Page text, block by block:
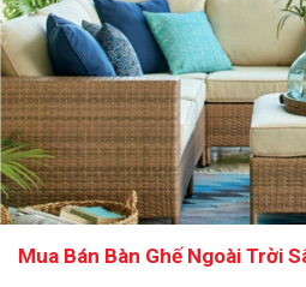
Mua Bán Bàn Ghế Ngoài Trời